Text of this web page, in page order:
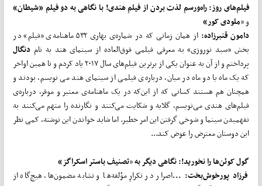
فیلمهای روز:راه‌ورسم لذت بردن از فیلم هندی! با نگاهی به دو فیلم«شیطان»
و «ملودی کور»
دامون قنبرزاده:
از همان زمانی که در شماره‌ی بهاری ۵۳۲ ماهنامه‌ی «فیلم» در
بخش «سبد نوروزی» به معرفی فیلمی فوق‌العاده از سینمای هند به نام دنگال
پرداختم و از آن به عنوان یکی از برترین فیلم‌های سال ۲۰۱۷ یاد کردم و تا همین اواخر
که یک ماه یا دو ماه در میان، درباره‌ی فیلمی از سینمای هند می نویسم، بودند و
همچنان هم هستند کسانی که از این‌که در یک ماهنامه‌ی معتبر و موقر، درباره‌ی
فیلم‌های هندی می‌نویسم، گلایه و شکایت می‌کنند و نگارنده را متهم می‌کنند به
نفهمیدن سینما و شوخی گرفتن این امر خطیر. اما شاید خواندن این نوشته، کمی نظر
این دوستان معترض را عوض کند...
گول کوئنها را نخورید!:نگاهی دیگر به«تصنیف باستر اسکراگز»
فرزاد پورخوشبخت: ...اصرار در تکرارِ مؤلفه‌ها و تشابه مضمون‌ها، هیچ‌گاه از